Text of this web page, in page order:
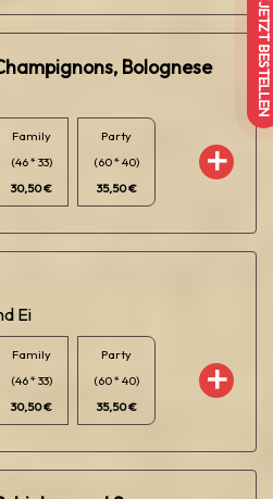
Bolognese
Family
(46 * 33)
30,50 €
Party
(60 * 40)
35,50 €
Ei
Family
(46 * 33)
30,50 €
Party
(60 * 40)
35,50 €
JETZT BESTELLEN